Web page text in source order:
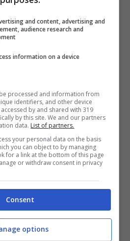
l’allora Presidente del
Larionon accetta i
marito, mentre foto delle
quotidiani nostrani ed
che suo
sia un uomo incapace
con le donne. Nel
di separazione: inizia
and content, advertising and
audience research and
information on a device
processed and information from
identifiers, and other device
by and shared with 319
by this site. We and our partners
data. List of partners.
your personal data on the basis
you can object to by managing
for a link at the bottom of this page
or withdraw consent in privacy
Consent
options